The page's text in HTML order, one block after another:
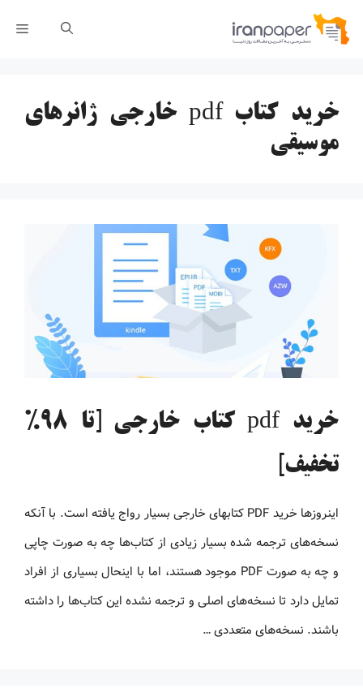
پرش
خرید کتاب pdf خارجی ژانرهای
موسیقی
خرید pdf کتاب خارجی [تا 98%
تخفیف]
اینروزها خرید PDF کتاب‎های خارجی بسیار رواج یافته است. با آنکه
نسخه‌های ترجمه شده بسیار زیادی از کتاب‌ها چه به صورت چاپی
و چه به صورت PDF موجود هستند، اما با اینحال بسیاری از افراد
تمایل دارد تا نسخه‌های اصلی و ترجمه نشده این کتاب‌ها را داشته
باشند. نسخه‌های متعددی …